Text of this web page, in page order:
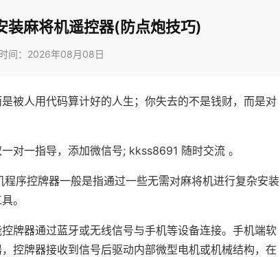
装麻将机遥控器(防点炮技巧)
间：2026年08月08日
被人用代码算计好的人生；你失去的不是钱财，而是对
对一指导，添加微信号; kkss8691 随时交流 。
序控牌器一般是指通过一些无需对麻将机进行复杂安装
。
牌器通过蓝牙或无线信号与手机等设备连接。手机端软
控牌器接收到信号后驱动内部微型电机或机械结构，在